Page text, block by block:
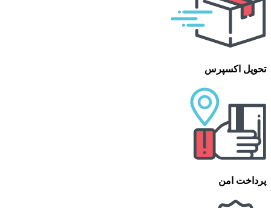
تحویل اکسپرس
پرداخت امن